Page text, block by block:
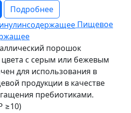
Подробнее
Пищевое
порошок
с серым или бежевым
для использования в
продукции в качестве
пребиотиками.
≥10)